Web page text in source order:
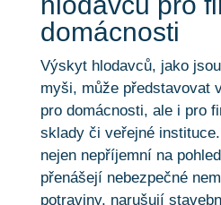
domácnosti
Výskyt hlodavců, jako
myši, může představovat
pro domácnosti, ale i pro
sklady či veřejné
nejen nepříjemní na
přenášejí nebezpečné
potraviny, narušují